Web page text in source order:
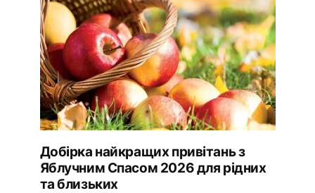
Добірка найкращих привітань з
Яблучним Спасом 2026 для рідних
та близьких